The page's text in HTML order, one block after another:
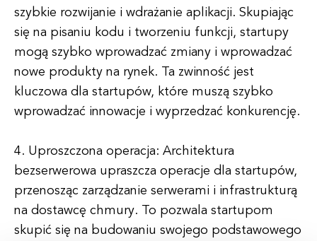
szybkie rozwijanie i wdrażanie aplikacji. Skupiając
się na pisaniu kodu i tworzeniu funkcji, startupy
mogą szybko wprowadzać zmiany i wprowadzać
nowe produkty na rynek. Ta zwinność jest
kluczowa dla startupów, które muszą szybko
wprowadzać innowacje i wyprzedzać konkurencję.
4. Uproszczona operacja: Architektura
bezserwerowa upraszcza operacje dla startupów,
przenosząc zarządzanie serwerami i infrastrukturą
na dostawcę chmury. To pozwala startupom
skupić się na budowaniu swojego podstawowego